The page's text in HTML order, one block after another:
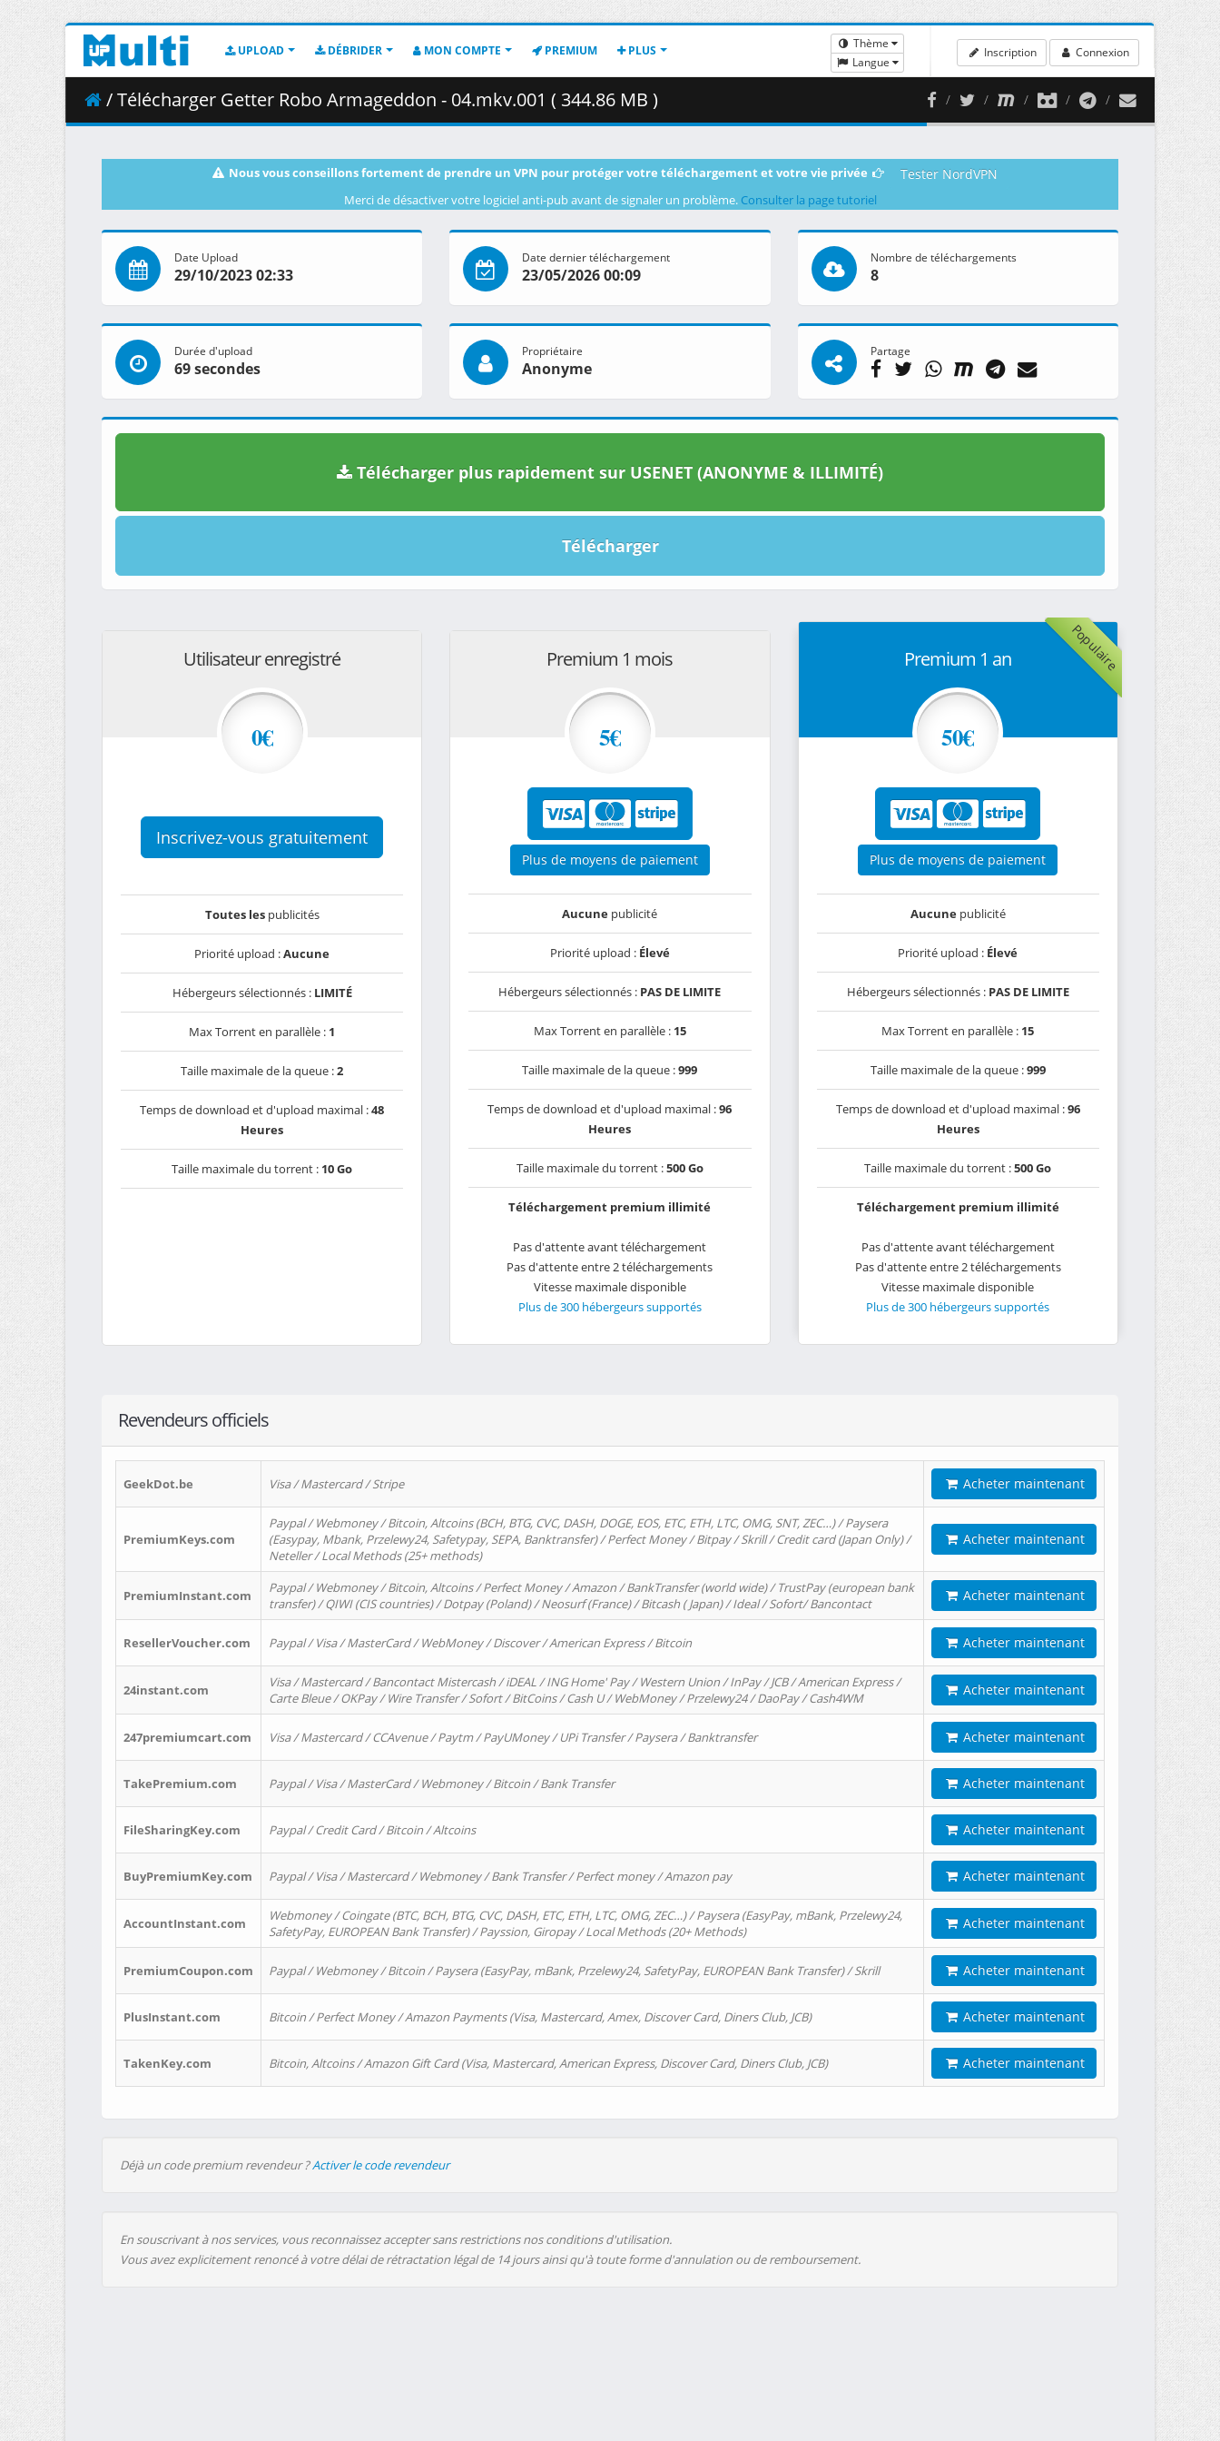
UPLOAD DÉBRIDER MON COMPTE PREMIUM PLUS
Thème
Langue
Inscription Connexion
/ Télécharger Getter Robo Armageddon - 04.mkv.001 ( 344.86 MB )
Nous vous conseillons fortement de prendre un VPN pour protéger votre téléchargement et votre vie privée Tester NordVPN
Merci de désactiver votre logiciel anti-pub avant de signaler un problème. Consulter la page tutoriel
Date Upload
29/10/2023 02:33
Date dernier téléchargement
23/05/2026 00:09
Nombre de téléchargements
8
Durée d'upload
69 secondes
Propriétaire
Anonyme
Partage
Télécharger plus rapidement sur USENET (ANONYME & ILLIMITÉ)
Télécharger
Utilisateur enregistré
0€
Inscrivez-vous gratuitement
Toutes lespublicités
Priorité upload :Aucune
Hébergeurs sélectionnés : LIMITÉ
Max Torrent en parallèle : 1
Taille maximale de la queue :2
Temps de download et d'upload maximal :48
Heures
Taille maximale du torrent : 10 Go
Premium 1 mois
5€
Plus de moyens de paiement
Aucune publicité
Priorité upload : Élevé
Hébergeurs sélectionnés : PAS DE LIMITE
Max Torrent en parallèle : 15
Taille maximale de la queue :999
Temps de download et d'upload maximal :96
Heures
Taille maximale du torrent :500 Go
Téléchargement premium illimité
Pas d'attente avant téléchargement
Pas d'attente entre 2 téléchargements
Vitesse maximale disponible
Plus de 300 hébergeurs supportés
Populaire
Premium 1 an
50€
Plus de moyens de paiement
Aucunepublicité
Priorité upload : Élevé
Hébergeurs sélectionnés : PAS DE LIMITE
Max Torrent en parallèle : 15
Taille maximale de la queue :999
Temps de download et d'upload maximal :96
Heures
Taille maximale du torrent :500 Go
Téléchargement premium illimité
Pas d'attente avant téléchargement
Pas d'attente entre 2 téléchargements
Vitesse maximale disponible
Plus de 300 hébergeurs supportés
Revendeurs officiels
GeekDot.be Visa / Mastercard / Stripe Acheter maintenant
PremiumKeys.com
Paypal / Webmoney / Bitcoin, Altcoins (BCH, BTG, CVC, DASH, DOGE, EOS, ETC, ETH, LTC, OMG, SNT, ZEC…) / Paysera
(Easypay, Mbank, Przelewy24, Safetypay, SEPA, Banktransfer) / Perfect Money / Bitpay / Skrill / Credit card (Japan Only) /
Neteller / Local Methods (25+ methods)
Acheter maintenant
PremiumInstant.com
Paypal / Webmoney / Bitcoin, Altcoins / Perfect Money / Amazon / BankTransfer (world wide) / TrustPay (european bank
transfer) / QIWI (CIS countries) / Dotpay (Poland) / Neosurf (France) / Bitcash ( Japan) / Ideal / Sofort/ Bancontact
Acheter maintenant
ResellerVoucher.com Paypal / Visa / MasterCard / WebMoney / Discover / American Express / Bitcoin Acheter maintenant
24instant.com
Visa / Mastercard / Bancontact Mistercash / iDEAL / ING Home' Pay / Western Union / InPay / JCB / American Express /
Carte Bleue / OKPay / Wire Transfer / Sofort / BitCoins / Cash U / WebMoney / Przelewy24 / DaoPay / Cash4WM
Acheter maintenant
247premiumcart.com Visa / Mastercard / CCAvenue / Paytm / PayUMoney / UPi Transfer / Paysera / Banktransfer Acheter maintenant
TakePremium.com Paypal / Visa / MasterCard / Webmoney / Bitcoin / Bank Transfer Acheter maintenant
FileSharingKey.com Paypal / Credit Card / Bitcoin / Altcoins Acheter maintenant
BuyPremiumKey.com Paypal / Visa / Mastercard / Webmoney / Bank Transfer / Perfect money / Amazon pay Acheter maintenant
AccountInstant.com
Webmoney / Coingate (BTC, BCH, BTG, CVC, DASH, ETC, ETH, LTC, OMG, ZEC…) / Paysera (EasyPay, mBank, Przelewy24,
SafetyPay, EUROPEAN Bank Transfer) / Payssion, Giropay / Local Methods (20+ Methods)
Acheter maintenant
PremiumCoupon.com Paypal / Webmoney / Bitcoin / Paysera (EasyPay, mBank, Przelewy24, SafetyPay, EUROPEAN Bank Transfer) / Skrill Acheter maintenant
PlusInstant.com Bitcoin / Perfect Money / Amazon Payments (Visa, Mastercard, Amex, Discover Card, Diners Club, JCB) Acheter maintenant
TakenKey.com Bitcoin, Altcoins / Amazon Gift Card (Visa, Mastercard, American Express, Discover Card, Diners Club, JCB) Acheter maintenant
Déjà un code premium revendeur ?Activer le code revendeur
En souscrivant à nos services, vous reconnaissez accepter sans restrictions nos conditions d'utilisation.
Vous avez explicitement renoncé à votre délai de rétractation légal de 14 jours ainsi qu'à toute forme d'annulation ou de remboursement.